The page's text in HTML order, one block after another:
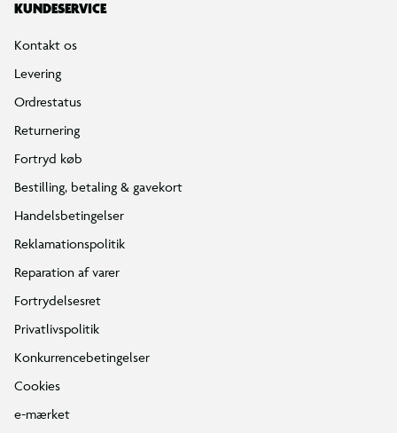
KUNDESERVICE
Kontakt os
Levering
Ordrestatus
Returnering
Fortryd køb
Bestilling, betaling & gavekort
Handelsbetingelser
Reklamationspolitik
Reparation af varer
Fortrydelsesret
Privatlivspolitik
Konkurrencebetingelser
Cookies
e-mærket